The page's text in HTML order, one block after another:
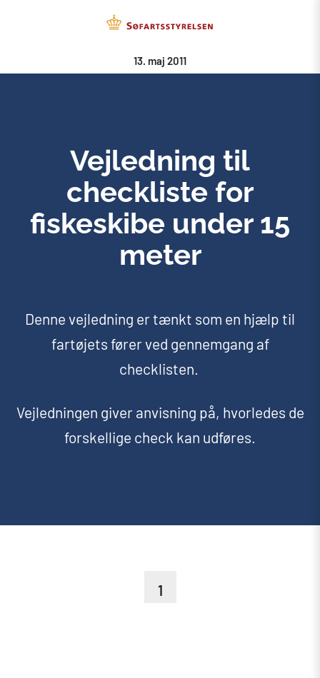
13. maj 2011
Vejledning til
checkliste for
fiskeskibe under 15
meter
Denne vejledning er tænkt som en hjælp til
fartøjets fører ved gennemgang af
checklisten.
Vejledningen giver anvisning på, hvorledes de
forskellige check kan udføres.
1